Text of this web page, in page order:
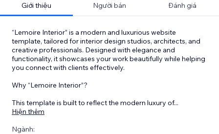
Giới thiệu Người bán Đánh giá
“Lemoire Interior” is a modern and luxurious website
template, tailored for interior design studios, architects, and
creative professionals. Designed with elegance and
functionality, it showcases your work beautifully while helping
you connect with clients effectively.
Why “Lemoire Interior”?
This template is built to reflect the modern luxury of...
Hiện thêm
Ngành: